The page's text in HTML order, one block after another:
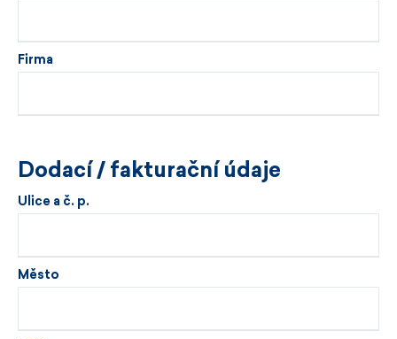
Firma
Dodací / fakturační údaje
Ulice a č. p.
Město